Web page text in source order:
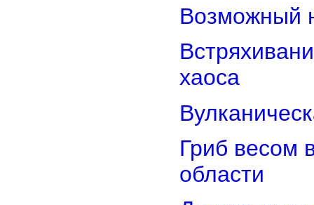
Возможный
хаоса
Гриб весом
области